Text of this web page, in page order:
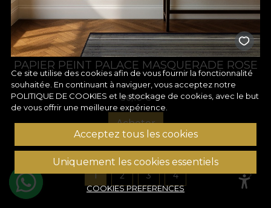
PAPIER PEINT PALACE MASQUERADE ROSE
36,18€
Acheter
1 2 3 4
Ce site utilise des cookies afin de vous fournir la fonctionnalité
souhaitée. En continuant à naviguer, vous acceptez notre
POLITIQUE DE COOKIES et le stockage de cookies, avec le but
de vous offrir une meilleure expérience.
Acceptez tous les cookies
Uniquement les cookies essentiels
COOKIES PREFERENCES